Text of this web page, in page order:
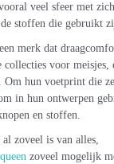
veel sfeer met
stoffen die gebruikt
merk dat
collecties voor meisjes,
Om hun voetprint die
in hun ontwerpen
en stoffen.
zoveel is van alles,
zoveel mogelijk